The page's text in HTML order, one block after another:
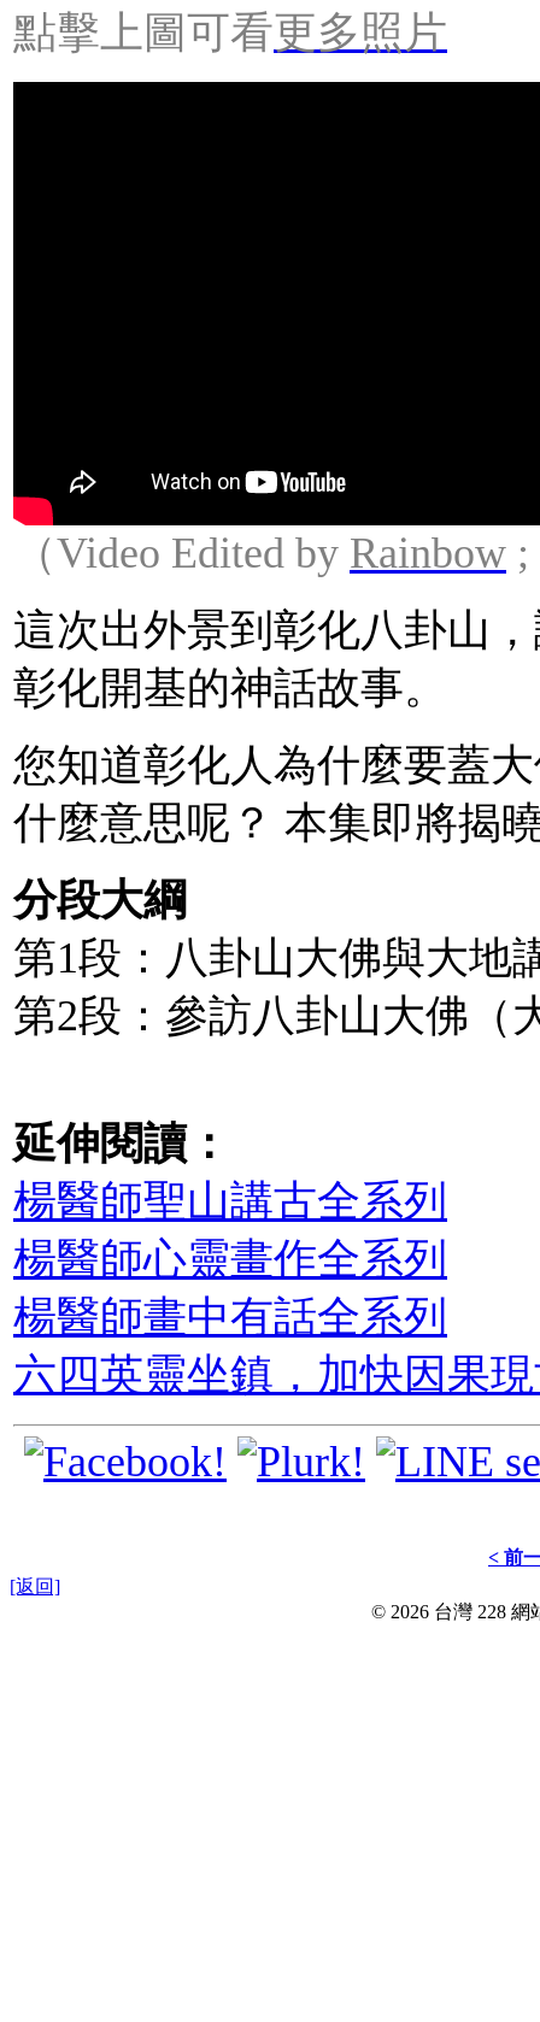
點擊上圖可看更多照片
（Video Edited by Rainbow ;
這次出外景到彰化八卦山
彰化開基的神話故事。
您知道彰化人為什麼要蓋
什麼意思呢？ 本集即將揭
分段大綱
第1段：八卦山大佛與大地
第2段：參訪八卦山大佛（
延伸閱讀：
楊醫師聖山講古全系列
楊醫師心靈畫作全系列
楊醫師畫中有話全系列
六四英靈坐鎮，加快因果
< 前
[返回]
© 2026 台灣 228 網